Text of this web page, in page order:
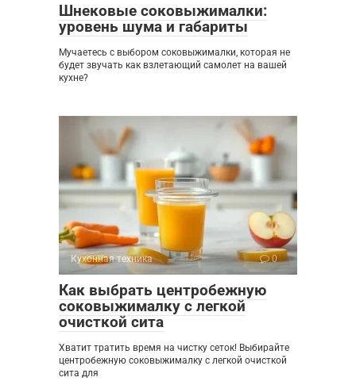
Шнековые соковыжималки:
уровень шума и габариты
Мучаетесь с выбором соковыжималки, которая не
будет звучать как взлетающий самолет на вашей
кухне?
Кухонная техника 0
Как выбрать центробежную
соковыжималку с легкой
очисткой сита
Хватит тратить время на чистку сеток! Выбирайте
центробежную соковыжималку с легкой очисткой
сита для